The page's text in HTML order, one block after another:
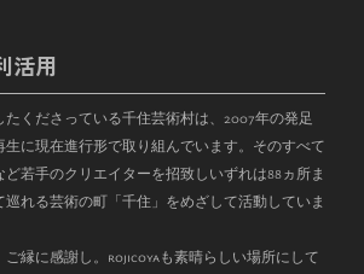
活用
くださっている千住芸術村は、 2007年の発足
生に現在進行形で取り組んでいます。そのすべて
ど若手のクリエイターを招致しいずれは88ヵ所ま
れる芸術の町「千住」をめざして活動していま
ご縁に感謝し。rojicoyaも素晴らしい場所にして